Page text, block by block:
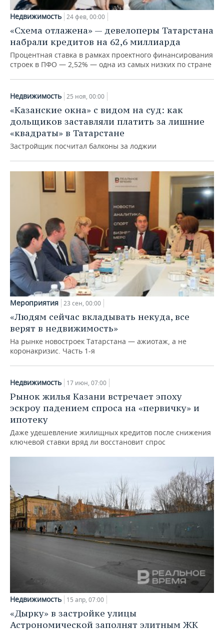
Недвижимость 24 фев, 00:00
«Схема отлажена» — девелоперы Татарстана
набрали кредитов на 62,6 миллиарда
Процентная ставка в рамках проектного финансирования
строек в ПФО — 2,52% — одна из самых низких по стране
Недвижимость 25 ноя, 00:00
«Казанские окна» с видом на суд: как
дольщиков заставляли платить за лишние
«квадраты» в Татарстане
Застройщик посчитал балконы за лоджии
Мероприятия 23 сен, 00:00
«Людям сейчас вкладывать некуда, все
верят в недвижимость»
На рынке новостроек Татарстана — ажиотаж, а не
коронакризис. Часть 1-я
Недвижимость 17 июн, 07:00
Рынок жилья Казани встречает эпоху
эскроу падением спроса на «первичку» и
ипотеку
Даже удешевление жилищных кредитов после снижения
ключевой ставки вряд ли восстановит спрос
Недвижимость 15 апр, 07:00
«Дырку» в застройке улицы
Астрономической заполнят элитным ЖК